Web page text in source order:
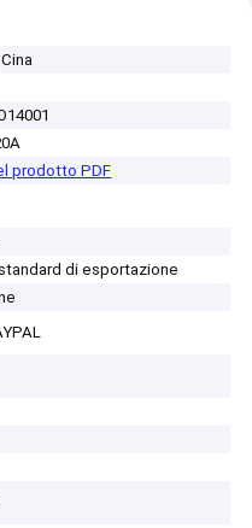
prodotto PDF
di esportazione